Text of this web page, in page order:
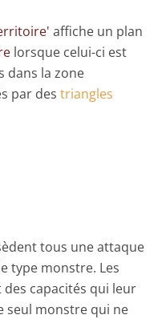
affiche un plan
lorsque celui-ci est
dans la zone
par des triangles
tous une attaque
type monstre. Les
des capacités qui leur
seul monstre qui ne